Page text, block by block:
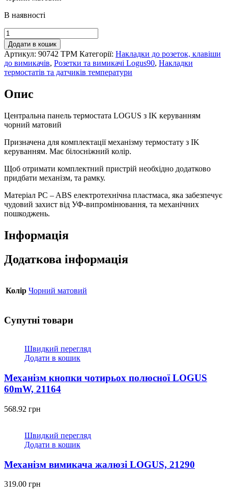
В наявності
Центральна
панель
термостата
з
IK
керуванням
чорний
90742
TPM
Додати в кошик
Артикул: 90742 TPM Категорії: Накладки до розеток, клавіши
до вимикачів, Розетки та вимикачі Logus90, Накладки
термостатів та датчиків температури
Опис
Центральна панель термостата LOGUS з IK керуванням
чорний матовий
Призначена для комплектації механізму термостату з IK
керуванням. Має білосніжний колір.
Щоб отримати комплектний пристрій необхідно додатково
придбати механізм, та рамку.
Матеріал PC – ABS електротехнічна пластмаса, яка забезпечує
чудовий захист від УФ-випромінювання, та механічних
пошкоджень.
Інформація
Додаткова інформація
Колір Чорний матовий
Супутні товари
Швидкий перегляд
Додати в кошик
Механізм кнопки чотирьох полюсної LOGUS
60mW, 21164
568.92 грн
Швидкий перегляд
Додати в кошик
Механізм вимикача жалюзі LOGUS, 21290
319.00 грн